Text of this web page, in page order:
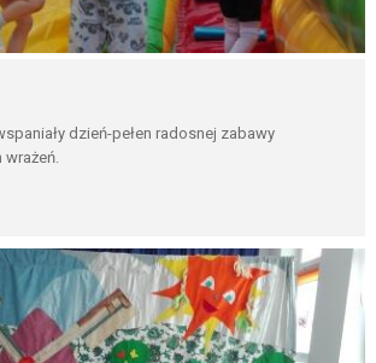
dzień-pełen radosnej zabawy
wrażeń.